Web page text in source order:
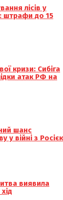
лісів у
штрафи до 15
кризи: Сибіга
атак РФ на
шанс
у війні з
виявила